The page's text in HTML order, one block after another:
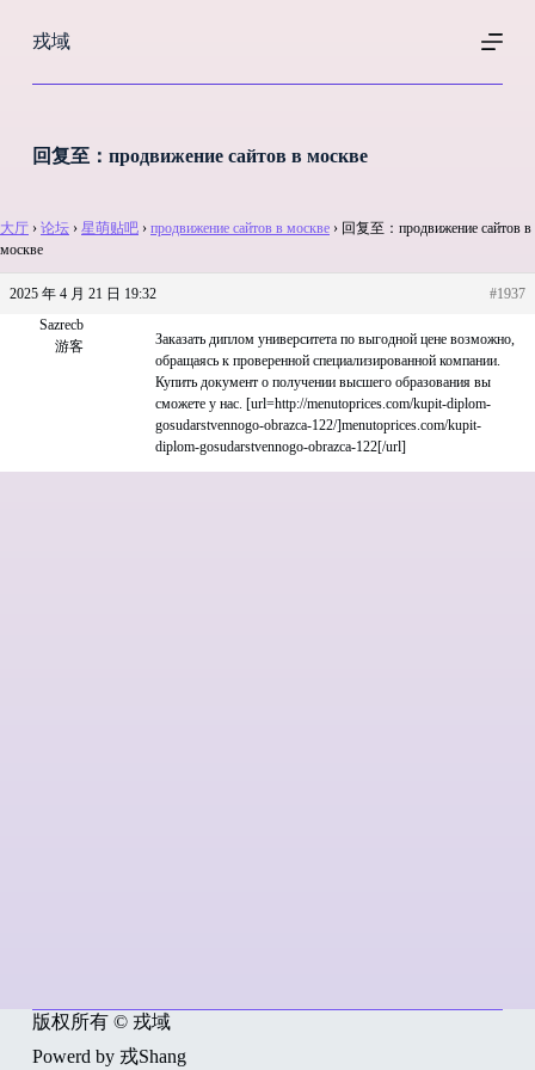
过
戎域
回复至：продвижение сайтов в москве
大厅 › 论坛 › 星萌贴吧 › продвижение сайтов в москве › 回复至：продвижение сайтов в
москве
2025 年 4 月 21 日 19:32
#1937
Sazrecb
游客
Заказать диплом университета по выгодной цене возможно,
обращаясь к проверенной специализированной компании.
Купить документ о получении высшего образования вы
сможете у нас. [url=http://menutoprices.com/kupit-diplom-
gosudarstvennogo-obrazca-122/]menutoprices.com/kupit-
diplom-gosudarstvennogo-obrazca-122[/url]
版权所有 © 戎域
Powerd by 戎Shang